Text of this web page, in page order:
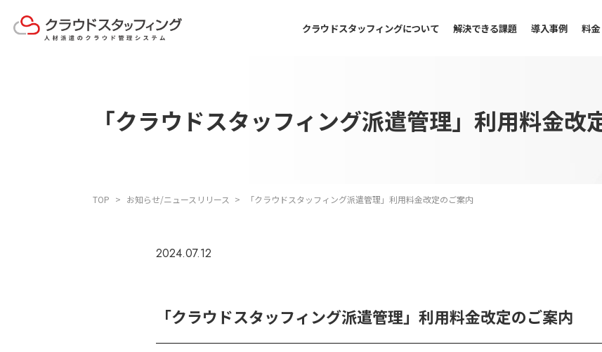
クラウドスタッフィングについて 解決できる課題 導入事例 料金
「クラウドスタッフィング派遣管理」利用料金改
TOP お知らせ/ニュースリリース 「クラウドスタッフィング派遣管理」利用料金改定のご案内
2024.07.12
「クラウドスタッフィング派遣管理」利用料金改定のご案内